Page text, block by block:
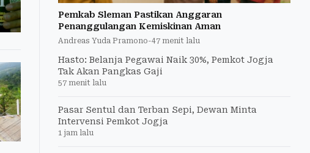
Pemkab Sleman Pastikan Anggaran
Penanggulangan Kemiskinan Aman
Andreas Yuda Pramono-47 menit lalu
Hasto: Belanja Pegawai Naik 30%, Pemkot Jogja
Tak Akan Pangkas Gaji
57 menit lalu
Pasar Sentul dan Terban Sepi, Dewan Minta
Intervensi Pemkot Jogja
1 jam lalu